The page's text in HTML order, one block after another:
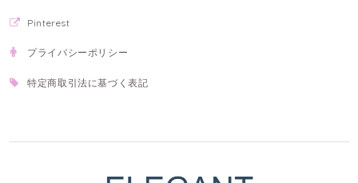
Pinterest
プライバシーポリシー
特定商取引法に基づく表記